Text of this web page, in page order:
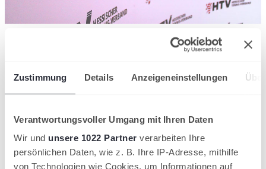
Zustimmung Details Anzeigeneinstellungen
Verantwortungsvoller Umgang mit Ihren Daten
Wir und unsere 1022 Partner verarbeiten Ihre
persönlichen Daten, wie z. B. Ihre IP-Adresse, mithilfe
von Technologien wie Cookies, um Informationen auf
Über uns
LLZ
Medien
Tennisreisen
Athletenwohl